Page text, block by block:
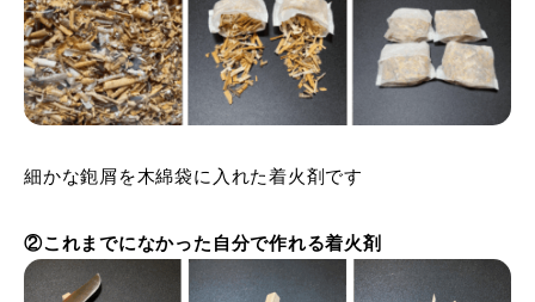
細かな鉋屑を木綿袋に入れた着火剤です
②これまでになかった自分で作れる着火剤